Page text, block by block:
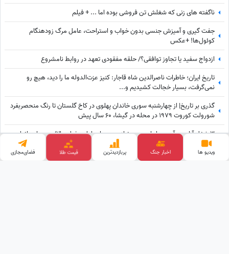
ناگفته های زنی که شغلش تن فروشی بوده اما ... + فیلم
جفت گیری و آمیزش جنسی بدون خواب و استراحت، عامل مرگ زودهنگام
کوئول‌ها! +عکس
ازدواج سفید یا تجاوز توافقی؟/ حلقه مفقودی تعهد در روابط نامشروع
تاریخ ایران؛ خاطرات ناصرالدین شاه قاجار: کنیز عزت‌الدوله ما را دید، هیچ رو
نمی‌گرفت، بسیار خجالت کشیدیم و...
گذری بر تاریخ| از چهارشنبه سوری خاندان پهلوی در کاخ گلستان تا رنگ منحصربفرد
شورولت کوروت 1979 در محله در گیشا، 60 سال پیش
3 شغل آزاد پردرآمد در ایران بدون نیاز به سرمایه اولیه خیلی بالا/ هم برای بانوان و
هم آقایون
جذاب‌ترین زن جهان معرفی شد
ویدیو ها اخبار جنگ پربازدید‌ترین قیمت طلا فضای‌مجازی